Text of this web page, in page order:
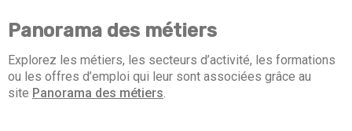
Panorama des métiers
Explorez les métiers, les secteurs d’activité, les formations
ou les offres d’emploi qui leur sont associées grâce au
site Panorama des métiers.